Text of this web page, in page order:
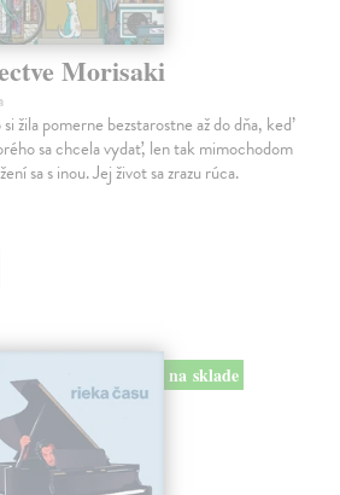
Morisaki
žila pomerne bezstarostne až do dňa, keď
sa chcela vydať, len tak mimochodom
sa s inou. Jej život sa zrazu rúca.
na sklade